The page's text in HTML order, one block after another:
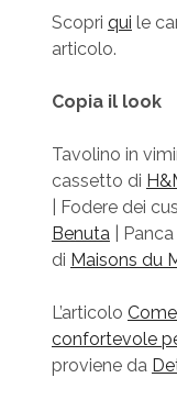
Scopri qui le
articolo.
Copia il look
Tavolino in
cassetto di
| Fodere dei
Benuta| Panca
di Maisons du
L’articolo
confortevole
proviene da